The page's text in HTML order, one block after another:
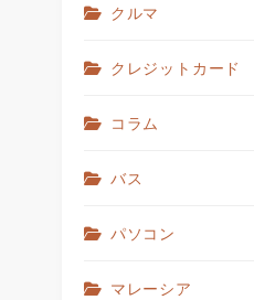
クルマ
クレジットカード
コラム
バス
パソコン
マレーシア